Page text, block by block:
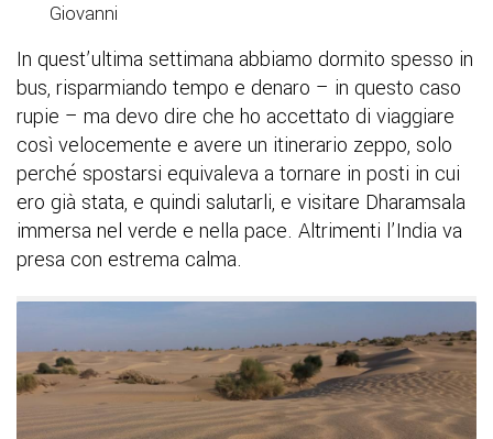
Giovanni
In quest’ultima settimana abbiamo dormito spesso in
bus, risparmiando tempo e denaro – in questo caso
rupie – ma devo dire che ho accettato di viaggiare
così velocemente e avere un itinerario zeppo, solo
perché spostarsi equivaleva a tornare in posti in cui
ero già stata, e quindi salutarli, e visitare Dharamsala
immersa nel verde e nella pace. Altrimenti l’India va
presa con estrema calma.